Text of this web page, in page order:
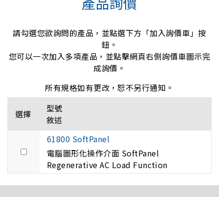
請勾選您欲詢問的產品，並點選下方「加入詢價車」按
鈕。
您可以一次加入多項產品，並點擊網頁右側詢價車圖示完
成詢價。
所有規格如有更改，恕不另行通知。
選擇
型號
敘述
61800 SoftPanel
電腦圖形化操作介面 SoftPanel
Regenerative AC Load Function